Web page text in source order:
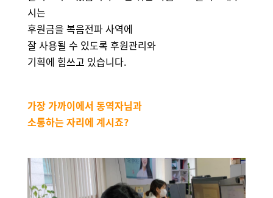
시는
후원금을 복음전파 사역에
잘 사용될 수 있도록 후원관리와
기획에 힘쓰고 있습니다.
가장 가까이에서 동역자님과
소통하는 자리에 계시죠?